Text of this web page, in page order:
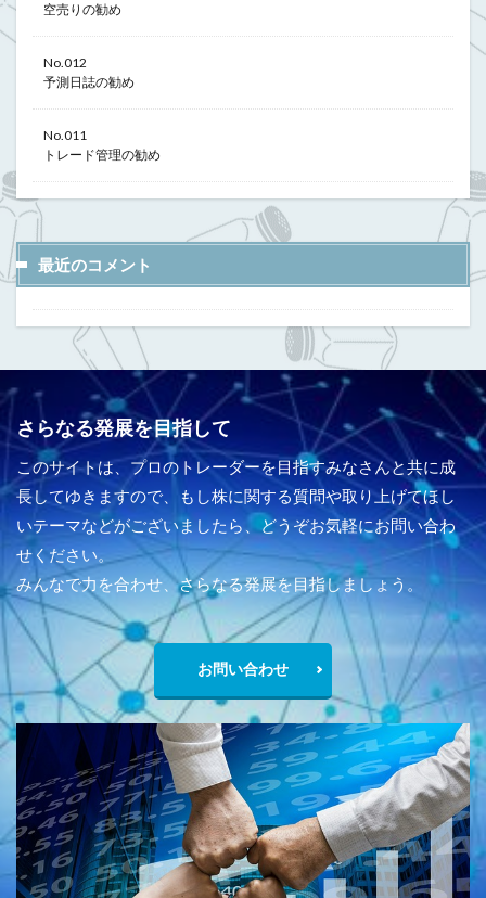
空売りの勧め
No.012
予測日誌の勧め
No.011
トレード管理の勧め
最近のコメント
さらなる発展を目指して
このサイトは、プロのトレーダーを目指すみなさんと共に成
長してゆきますので、もし株に関する質問や取り上げてほし
いテーマなどがございましたら、どうぞお気軽にお問い合わ
せください。
みんなで力を合わせ、さらなる発展を目指しましょう。
お問い合わせ